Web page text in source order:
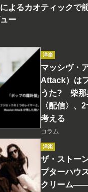
よるカオティックで
ー
洋楽
マッシヴ・
Attack）は
うた? 柴那
〈配信〉、
考える
コラム
洋楽
ザ・ストー
プターハウ
クリーム――